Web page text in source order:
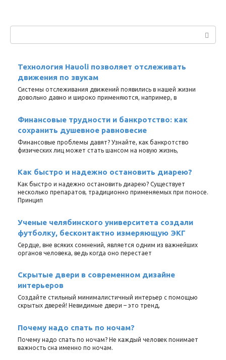
Технология Hauoli позволяет отслеживать
движения по звукам
Системы отслеживания движений появились в нашей жизни
довольно давно и широко применяются, например, в
Финансовые трудности и банкротство: как
сохранить душевное равновесие
Финансовые проблемы давят? Узнайте, как банкротство
физических лиц может стать шансом на новую жизнь,
Как быстро и надежно остановить диарею?
Как быстро и надежно остановить диарею? Существует
несколько препаратов, традиционно применяемых при поносе.
Принцип
Ученые челябинского университета создали
футболку, бесконтактно измеряющую ЭКГ
Сердце, вне всяких сомнений, является одним из важнейших
органов человека, ведь когда оно перестает
Скрытые двери в современном дизайне
интерьеров
Создайте стильный минималистичный интерьер с помощью
скрытых дверей! Невидимые двери – это тренд,
Почему надо спать по ночам?
Почему надо спать по ночам? Не каждый человек понимает
важность сна именно по ночам.